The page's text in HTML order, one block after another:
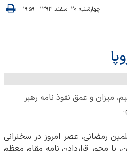
چهارشنبه ۲۰ اسفند ۱۳۹۳ - ۱۹:۵۹
میزان و عمق نفوذ نامه رهبر
رمضانی، عصر امروز در سخنرانی